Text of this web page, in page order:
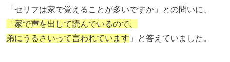
「セリフは家で覚えることが多いですか」との問いに、
「家で声を出して読んでいるので、
弟にうるさいって言われています 」と答えていました。